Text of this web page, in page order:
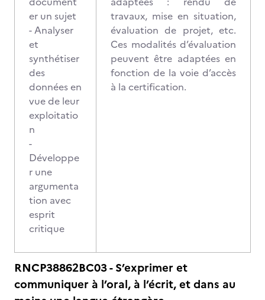
er un sujet
- Analyser
et
synthétiser
des
données en
vue de leur
exploitatio
n
-
Développe
r une
argumenta
tion avec
esprit
critique
travaux, mise en situation,
évaluation de projet, etc.
Ces modalités d’évaluation
peuvent être adaptées en
fonction de la voie d’accès
à la certification.
RNCP38862BC03 - S’exprimer et
communiquer à l’oral, à l’écrit, et dans au